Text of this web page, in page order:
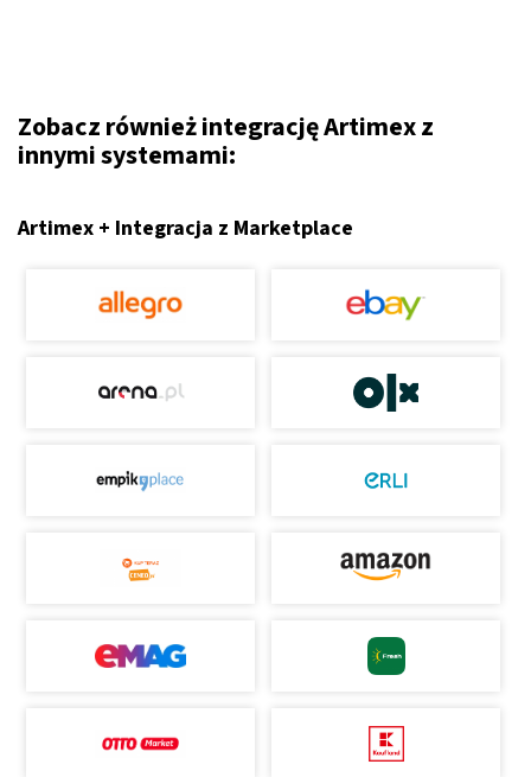
Zobacz również integrację Artimex z
innymi systemami:
Artimex + Integracja z Marketplace